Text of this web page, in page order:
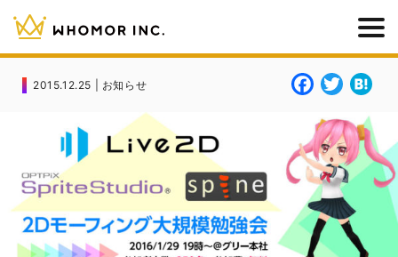
2015.12.25 | お知らせ F
a
c
e
b
o
o
k
T
w
it
t
e
r
t
e
n
a